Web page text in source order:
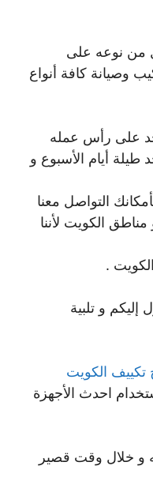
من نوعه على
وصيانة كافة أنواع
على رأس عمله
طيلة أيام الأسبوع و
التواصل معنا
الكويت لأننا
.
و تلبية
تكييف الكويت
احدث الأجهزة
و خلال وقت قصير